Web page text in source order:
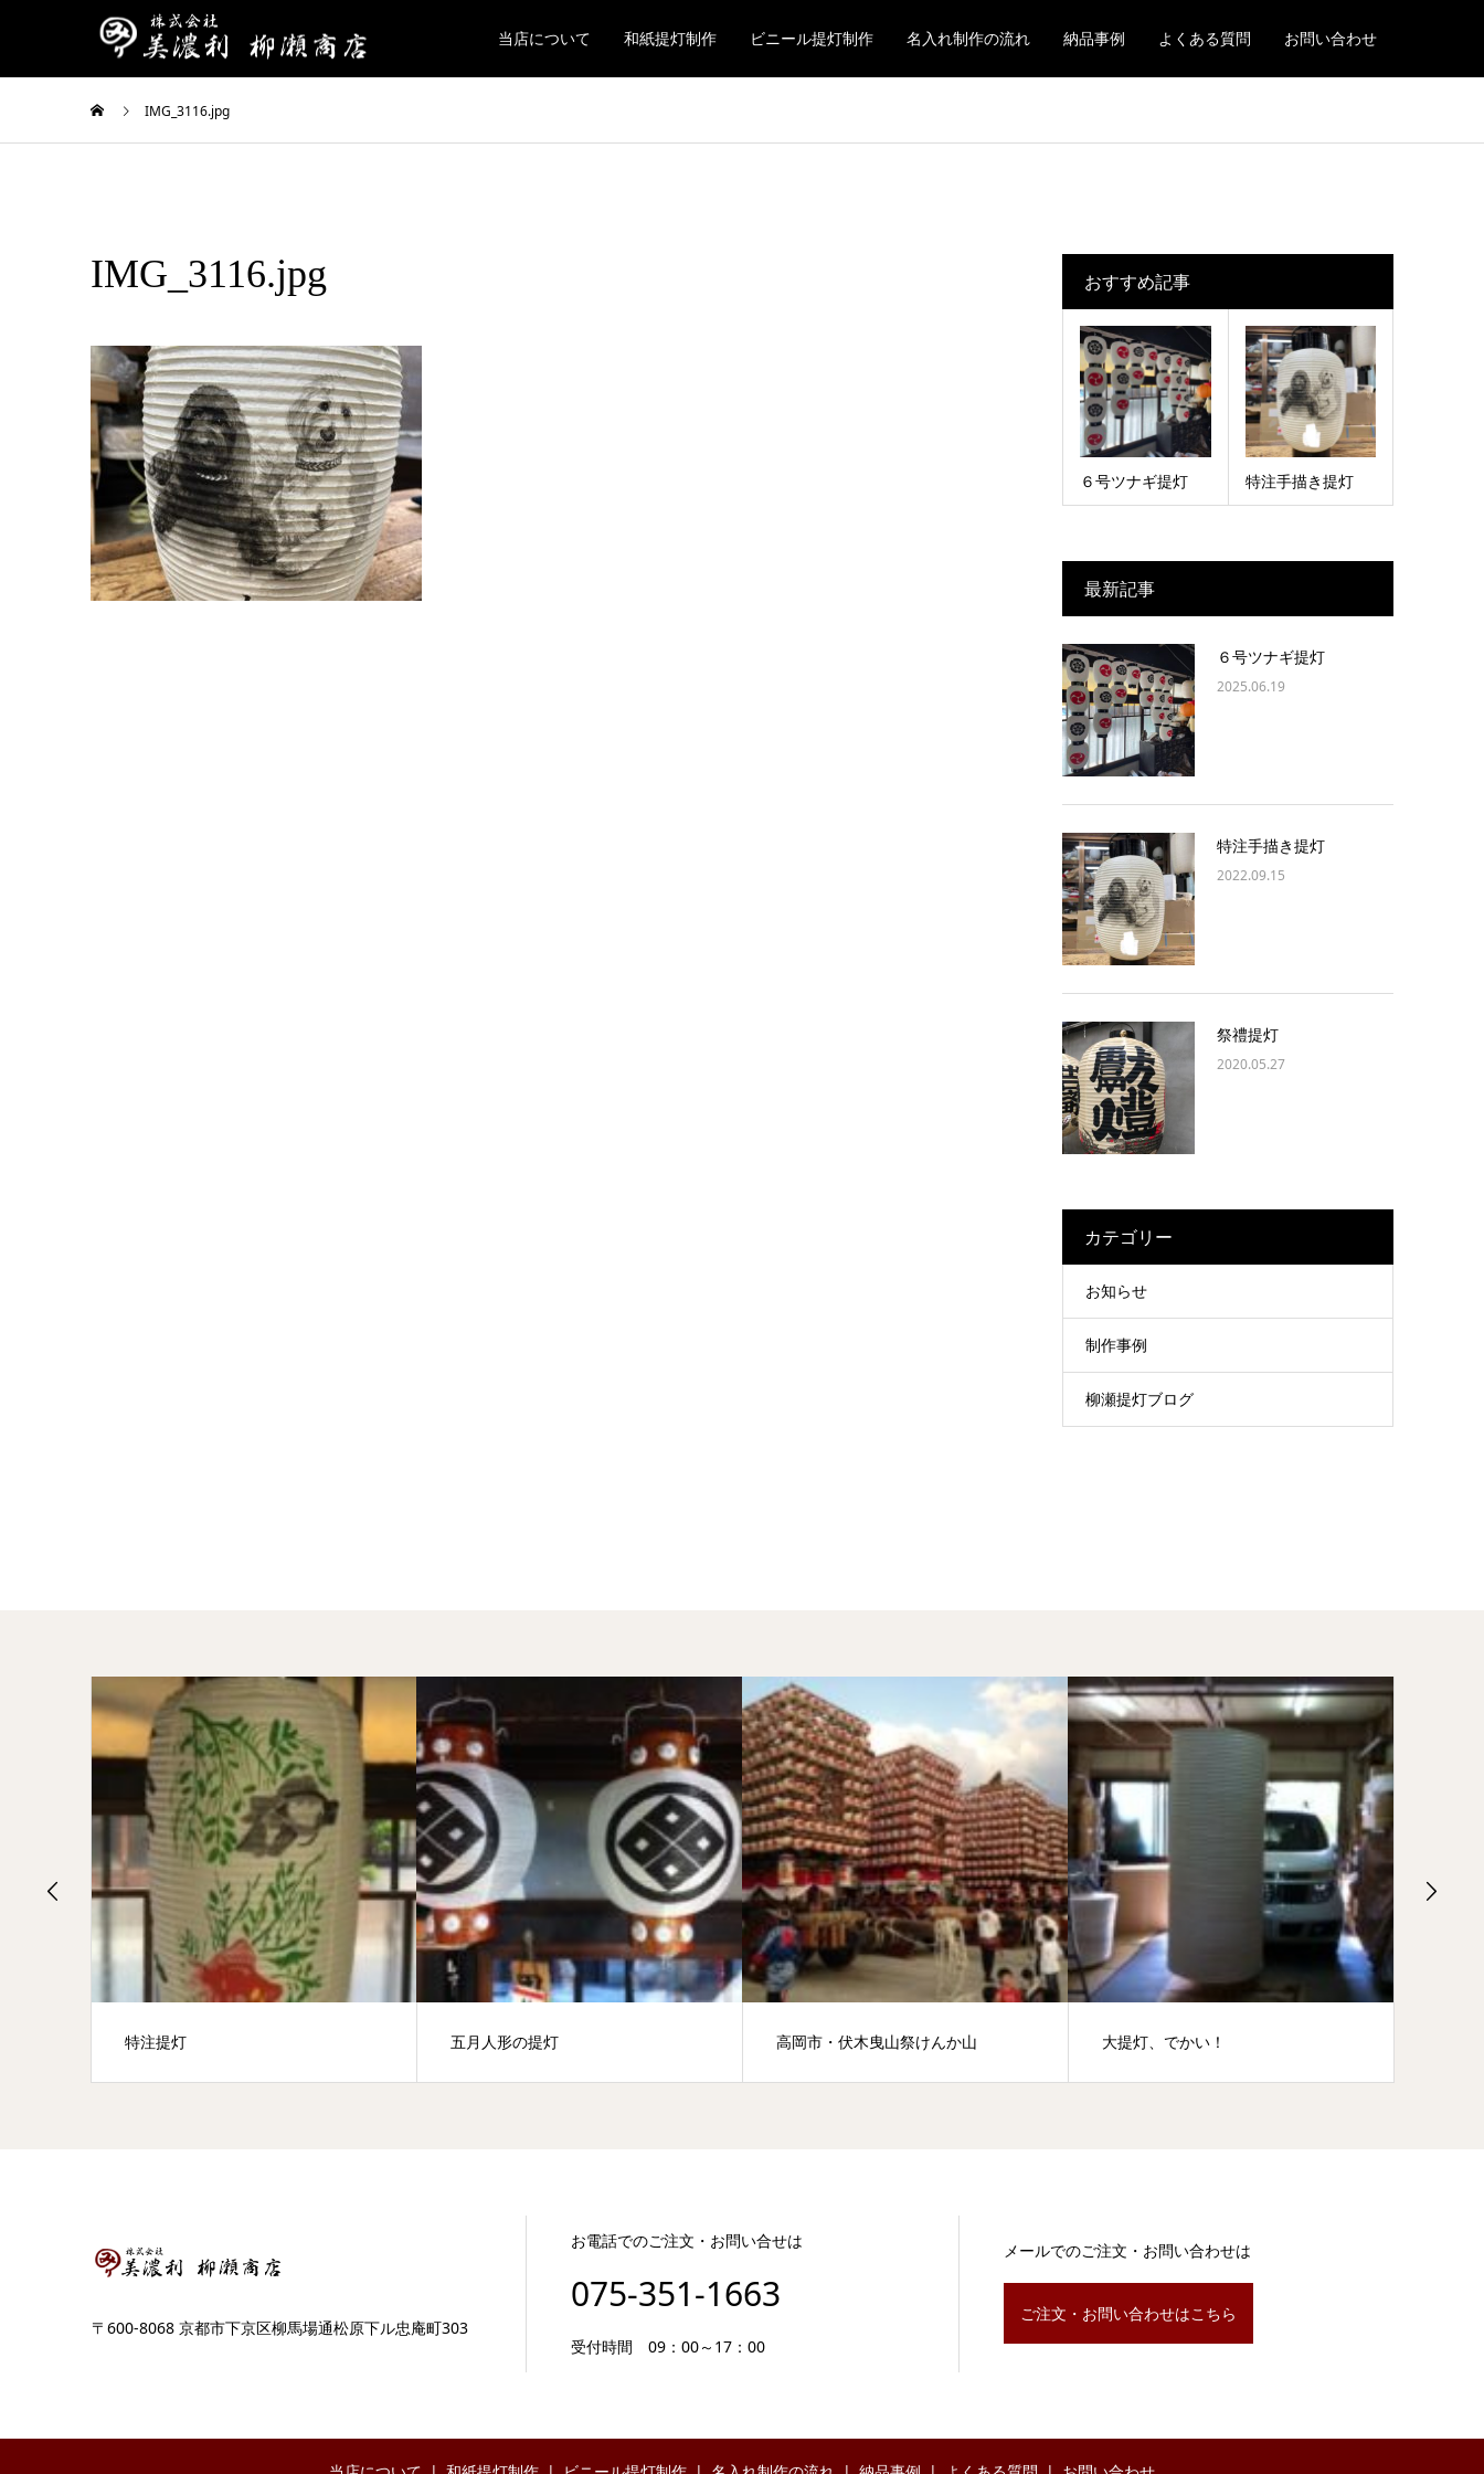
当店について 和紙提灯制作 ビニール提灯制作 名入れ制作の流れ 納品事例 よくある質問 お問い合わせ
IMG_3116.jpg
IMG_3116.jpg おすすめ記事
６号ツナギ提灯 特注手描き提灯
最新記事
６号ツナギ提灯
2025.06.19
特注手描き提灯
2022.09.15
祭禮提灯
2020.05.27
カテゴリー
お知らせ
制作事例
柳瀬提灯ブログ
特注提灯 五月人形の提灯 高岡市・伏木曳山祭けんか山 大提灯、でかい！
〒600-8068 京都市下京区柳馬場通松原下ル忠庵町303
お電話でのご注文・お問い合せは
075-351-1663
受付時間 09：00～17：00
メールでのご注文・お問い合わせは
ご注文・お問い合わせはこちら